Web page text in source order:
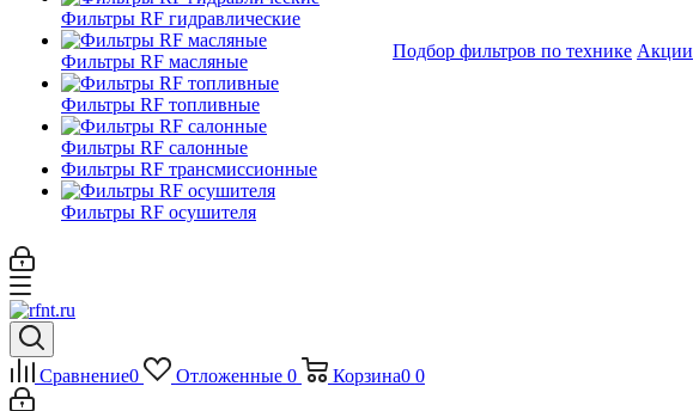
Фильтры RF гидравлические
Фильтры RF масляные
Фильтры RF топливные
Фильтры RF салонные
Фильтры RF трансмиссионные
Фильтры RF осушителя
Подбор фильтров по технике Акции
Сравнение0 Отложенные 0 Корзина0 0